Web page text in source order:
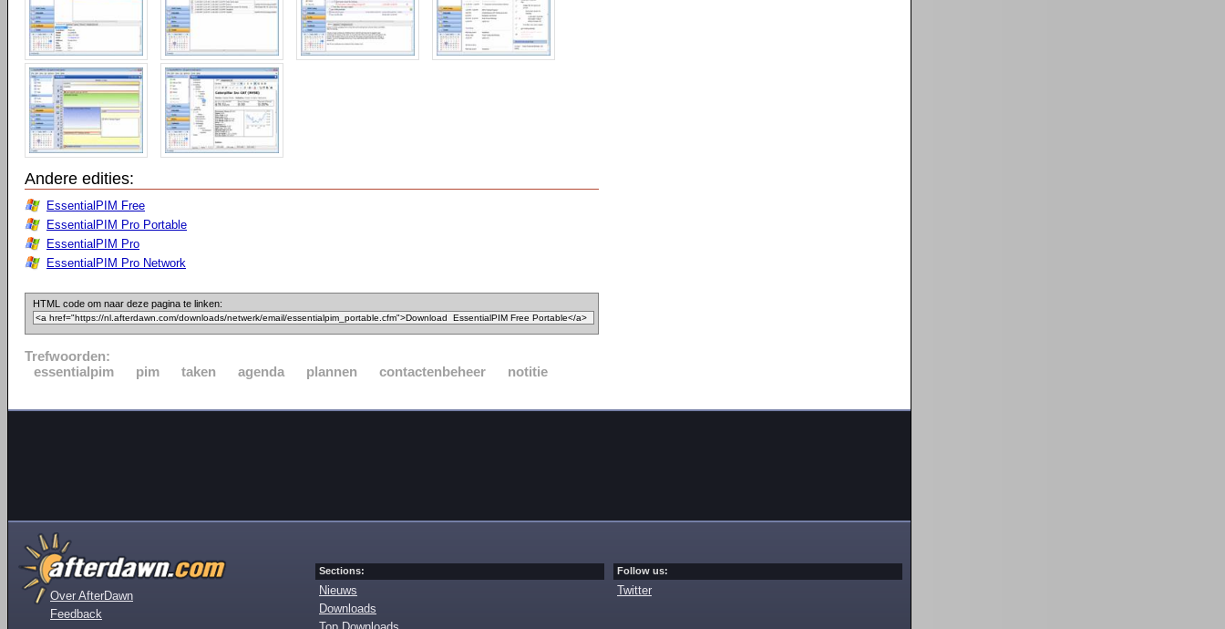
Andere edities:
EssentialPIM Free
EssentialPIM Pro Portable
EssentialPIM Pro
EssentialPIM Pro Network
HTML code om naar deze pagina te linken:
Trefwoorden:
essentialpim
pim taken agenda plannen contactenbeheer notitie
Over AfterDawn
Feedback
Sections:
Nieuws
Downloads
Follow us:
Twitter